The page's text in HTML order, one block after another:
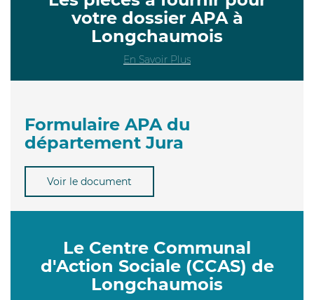
votre dossier APA à
Longchaumois
En Savoir Plus
Formulaire APA du
département Jura
Voir le document
Le Centre Communal
d'Action Sociale (CCAS) de
Longchaumois